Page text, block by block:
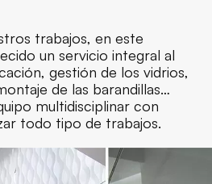
trabajos, en este
un servicio integral al
gestión de los vidrios,
de las barandillas…
multidisciplinar con
todo tipo de trabajos.